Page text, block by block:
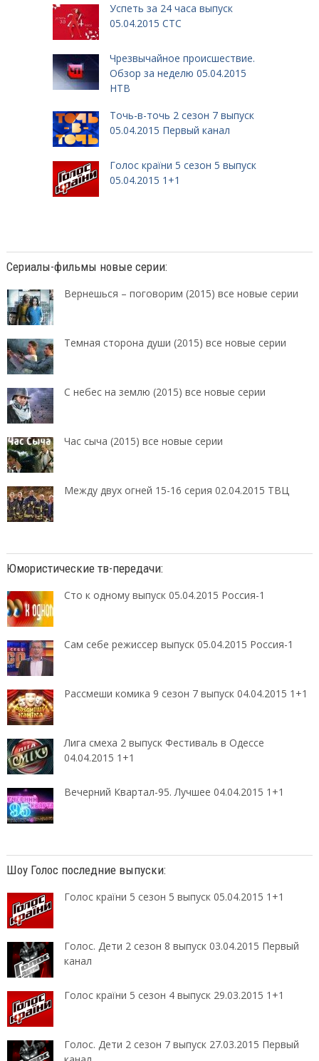
Успеть за 24 часа выпуск
05.04.2015 СТС
Чрезвычайное происшествие.
Обзор за неделю 05.04.2015
НТВ
Точь-в-точь 2 сезон 7 выпуск
05.04.2015 Первый канал
Голос країни 5 сезон 5 выпуск
05.04.2015 1+1
Сериалы-фильмы новые серии:
Вернешься – поговорим (2015) все новые серии
Темная сторона души (2015) все новые серии
С небес на землю (2015) все новые серии
Час сыча (2015) все новые серии
Между двух огней 15-16 серия 02.04.2015 ТВЦ
Юмористические тв-передачи:
Сто к одному выпуск 05.04.2015 Россия-1
Сам себе режиссер выпуск 05.04.2015 Россия-1
Рассмеши комика 9 сезон 7 выпуск 04.04.2015 1+1
Лига смеха 2 выпуск Фестиваль в Одессе
04.04.2015 1+1
Вечерний Квартал-95. Лучшее 04.04.2015 1+1
Шоу Голос последние выпуски:
Голос країни 5 сезон 5 выпуск 05.04.2015 1+1
Голос. Дети 2 сезон 8 выпуск 03.04.2015 Первый
канал
Голос країни 5 сезон 4 выпуск 29.03.2015 1+1
Голос. Дети 2 сезон 7 выпуск 27.03.2015 Первый